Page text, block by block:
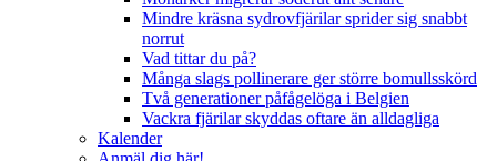
Mindre kräsna sydrovfjärilar sprider sig snabbt
norrut
Vad tittar du på?
Många slags pollinerare ger större bomullsskörd
Två generationer påfågelöga i Belgien
Vackra fjärilar skyddas oftare än alldagliga
Kalender